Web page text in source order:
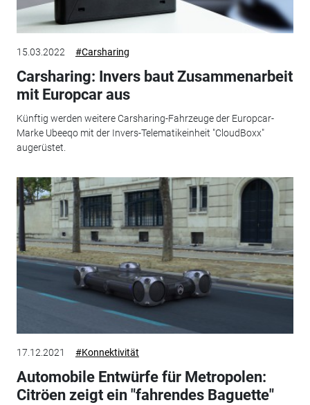
15.03.2022 #Carsharing
Carsharing: Invers baut Zusammenarbeit
mit Europcar aus
Künftig werden weitere Carsharing-Fahrzeuge der Europcar-
Marke Ubeeqo mit der Invers-Telematikeinheit "CloudBoxx"
augerüstet.
17.12.2021 #Konnektivität
Automobile Entwürfe für Metropolen:
Citröen zeigt ein "fahrendes Baguette"